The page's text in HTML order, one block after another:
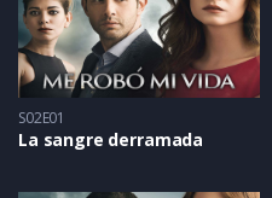
S02E01
La sangre derramada